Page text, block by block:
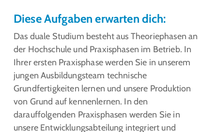
Diese Aufgaben erwarten dich:
Das duale Studium besteht aus Theoriephasen an
der Hochschule und Praxisphasen im Betrieb. In
Ihrer ersten Praxisphase werden Sie in unserem
jungen Ausbildungsteam technische
Grundfertigkeiten lernen und unsere Produktion
von Grund auf kennenlernen. In den
darauffolgenden Praxisphasen werden Sie in
unsere Entwicklungsabteilung integriert und